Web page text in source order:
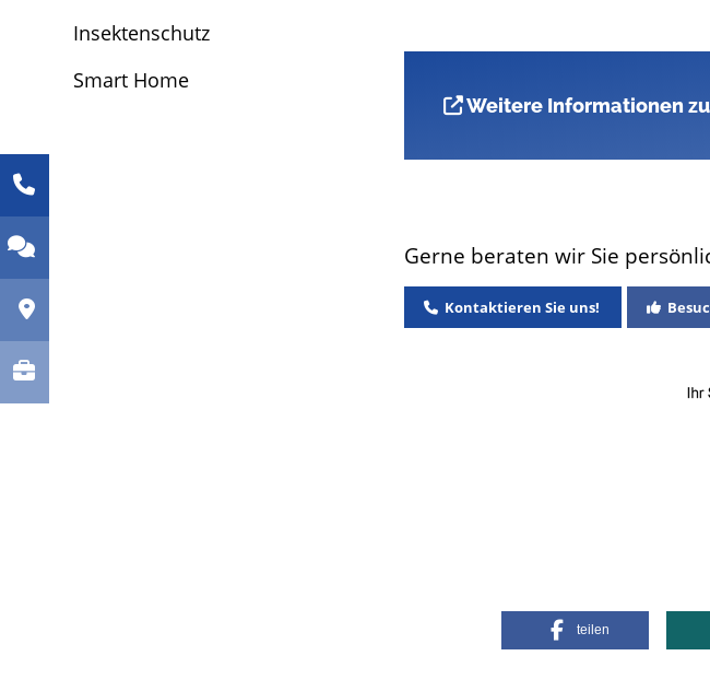
Insektenschutz
Smart Home
Weitere Informationen
Gerne beraten wir Sie
Kontaktieren Sie uns!
teilen